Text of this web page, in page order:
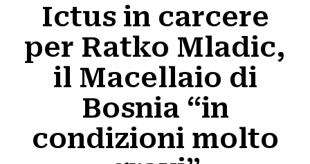
Ictus in carcere
per Ratko Mladic,
il Macellaio di
Bosnia “in
condizioni molto